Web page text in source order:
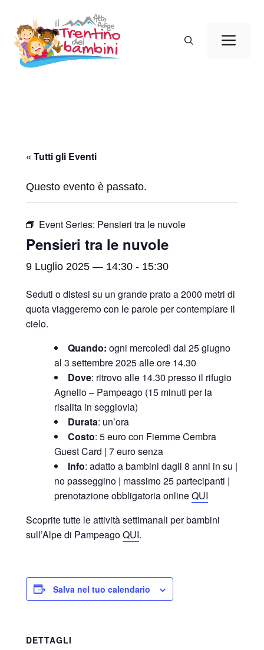
contenuto
« Tutti gli Eventi
Questo evento è passato.
Event Series: Pensieri tra le nuvole
Pensieri tra le nuvole
9 Luglio 2025 — 14:30 - 15:30
Seduti o distesi su un grande prato a 2000 metri di
quota viaggeremo con le parole per contemplare il
cielo.
Quando: ogni mercoledì dal 25 giugno
al 3 settembre 2025 alle ore 14.30
Dove: ritrovo alle 14.30 presso il rifugio
Agnello – Pampeago (15 minuti per la
risalita in seggiovia)
Durata: un’ora
Costo: 5 euro con Fiemme Cembra
Guest Card | 7 euro senza
Info: adatto a bambini dagli 8 anni in su |
no passeggino | massimo 25 partecipanti |
prenotazione obbligatoria onlineQUI
Scoprite tutte le attività settimanali per bambini
sull’Alpe di PampeagoQUI.
Salva nel tuo calendario
DETTAGLI